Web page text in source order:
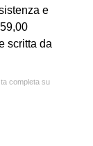
e
scritta da
completa su